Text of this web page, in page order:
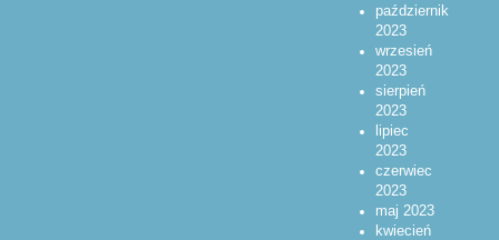
październik
2023
wrzesień
2023
sierpień
2023
lipiec
2023
czerwiec
2023
maj 2023
kwiecień